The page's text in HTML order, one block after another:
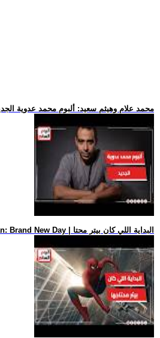
.. محمد علام وهيثم سعيد: ألبوم محمد عدوية
.. فيلم Spider-Man: Brand New Day | البداية اللي كان بيتر محتا